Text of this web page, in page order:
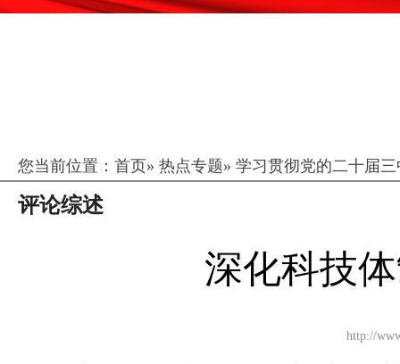
您当前位置： 首页» 热点专题» 学习贯彻党的二十届
评论综述
深化科技
http://